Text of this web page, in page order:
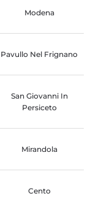
Modena
Pavullo Nel Frignano
San Giovanni In
Persiceto
Mirandola
Cento